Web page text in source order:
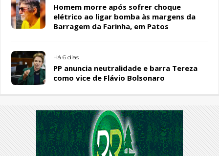
Homem morre após sofrer choque
elétrico ao ligar bomba às margens da
Barragem da Farinha, em Patos
Há 6 dias
PP anuncia neutralidade e barra Tereza
como vice de Flávio Bolsonaro